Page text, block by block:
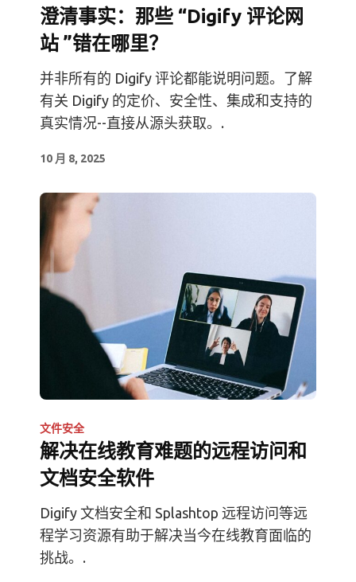
澄清事实：那些 “Digify 评论网
站 ”错在哪里？
并非所有的 Digify 评论都能说明问题。了解
有关 Digify 的定价、安全性、集成和支持的
真实情况--直接从源头获取。.
10 月 8, 2025
文件安全
解决在线教育难题的远程访问和
文档安全软件
Digify 文档安全和 Splashtop 远程访问等远
程学习资源有助于解决当今在线教育面临的
挑战。.